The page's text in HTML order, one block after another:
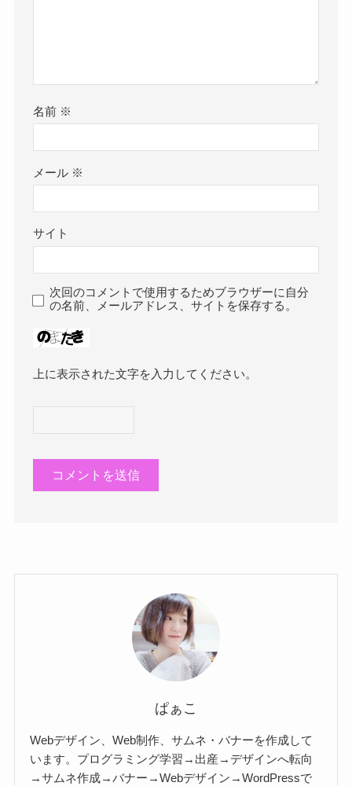
名前 ※
メール ※
サイト
次回のコメントで使用するためブラウザーに自分
の名前、メールアドレス、サイトを保存する。
上に表示された文字を入力してください。
ぱぁこ
Webデザイン、Web制作、サムネ・バナーを作成して
います。プログラミング学習→出産→デザインへ転向
→サムネ作成→バナー→Webデザイン→WordPressで